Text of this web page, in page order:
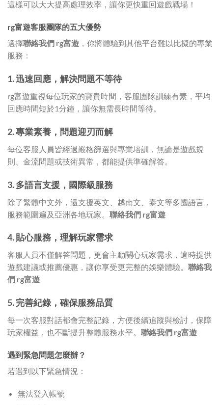
這樣可以大大提高處理效率，讓你更快重回遊戲戰場！
rg富遊客服團隊的五大優勢
選擇聯絡我們 rg富遊 ，你將體驗到其他平台難以比擬的專業
服務：
1. 迅速回應，解決問題不等待
rg富遊重視每位玩家的寶貴時間，客服團隊訓練有素，平均
回應時間短於1分鐘，讓你無需長時間等待。
2. 專業素養，問題迎刃而解
每位客服人員皆經過嚴格篩選與專業培訓，無論是遊戲規
則、金流問題或技術異常，都能提供準確解答。
3. 多語言支援，國際級服務
除了繁體中文外，還支援英文、越南文、泰文等多國語言，
服務範圍遍及亞洲各地玩家。 聯絡我們 rg富遊
4. 貼心服務，理解玩家需求
客服人員不僅解答問題，更會主動關心玩家需求，適時提供
遊戲建議或推薦優惠，讓你享受更完整的娛樂體驗。 聯絡我
們 rg富遊
5. 完善紀錄，確保服務品質
每一次客服對話都會完整記錄，方便後續追蹤與檢討，保障
玩家權益，也不斷提升整體服務水平。 聯絡我們 rg富遊
遇到緊急問題怎麼辦？
若遇到以下緊急情況：
無法登入帳號